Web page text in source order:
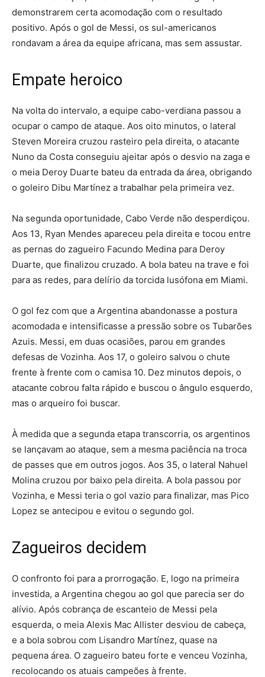
demonstrarem certa acomodação com o resultado
positivo. Após o gol de Messi, os sul-americanos
rondavam a área da equipe africana, mas sem assustar.
Empate heroico
Na volta do intervalo, a equipe cabo-verdiana passou a
ocupar o campo de ataque. Aos oito minutos, o lateral
Steven Moreira cruzou rasteiro pela direita, o atacante
Nuno da Costa conseguiu ajeitar após o desvio na zaga e
o meia Deroy Duarte bateu da entrada da área, obrigando
o goleiro Dibu Martínez a trabalhar pela primeira vez.
Na segunda oportunidade, Cabo Verde não desperdiçou.
Aos 13, Ryan Mendes apareceu pela direita e tocou entre
as pernas do zagueiro Facundo Medina para Deroy
Duarte, que finalizou cruzado. A bola bateu na trave e foi
para as redes, para delírio da torcida lusófona em Miami.
O gol fez com que a Argentina abandonasse a postura
acomodada e intensificasse a pressão sobre os Tubarões
Azuis. Messi, em duas ocasiões, parou em grandes
defesas de Vozinha. Aos 17, o goleiro salvou o chute
frente à frente com o camisa 10. Dez minutos depois, o
atacante cobrou falta rápido e buscou o ângulo esquerdo,
mas o arqueiro foi buscar.
À medida que a segunda etapa transcorria, os argentinos
se lançavam ao ataque, sem a mesma paciência na troca
de passes que em outros jogos. Aos 35, o lateral Nahuel
Molina cruzou por baixo pela direita. A bola passou por
Vozinha, e Messi teria o gol vazio para finalizar, mas Pico
Lopez se antecipou e evitou o segundo gol.
Zagueiros decidem
O confronto foi para a prorrogação. E, logo na primeira
investida, a Argentina chegou ao gol que parecia ser do
alívio. Após cobrança de escanteio de Messi pela
esquerda, o meia Alexis Mac Allister desviou de cabeça,
e a bola sobrou com Lisandro Martínez, quase na
pequena área. O zagueiro bateu forte e venceu Vozinha,
recolocando os atuais campeões à frente.